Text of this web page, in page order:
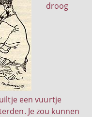
droog
een vuurtje
Je zou kunnen